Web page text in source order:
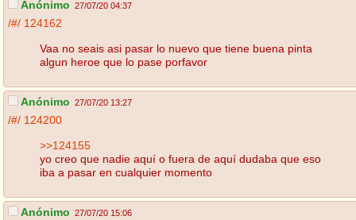
Anónimo 27/07/20 04:37
/#/ 124162
Vaa no seais asi pasar lo nuevo que tiene buena pinta
algun heroe que lo pase porfavor
Anónimo 27/07/20 13:27
/#/ 124200
>>124155
yo creo que nadie aquí o fuera de aquí dudaba que eso
iba a pasar en cualquier momento
Anónimo 27/07/20 15:06